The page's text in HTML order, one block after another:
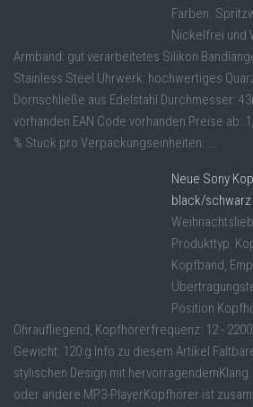
Farben.
Nickelfrei und
Armband: gut verarbeitetes Silikon
Stainless Steel Uhrwerk: hochwertiges
Dornschließe aus Edelstahl Durchmesser:
vorhanden EAN Code vorhanden Preise ab:
% Stück pro Verpackungseinheiten: ...
Neue Sony
black/schwarz
Produkttyp:
Kopfband,
Position
Ohraufliegend, Kopfhörerfrequenz: 12 -
Gewicht: 120 g Info zu diesem Artikel
stylischen Design mit
oder andere MP3-PlayerKopfhörer ist